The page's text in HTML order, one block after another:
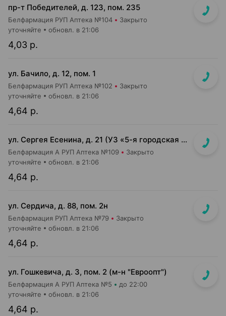
пр-т Победителей, д. 123, пом. 235
Белфармация РУП Аптека №104 Закрыто
4,03 р.
уточняйте обновл. в 21:06
ул. Бачило, д. 12, пом. 1
Белфармация РУП Аптека №102 Закрыто
4,64 р.
уточняйте обновл. в 21:06
ул. Сергея Есенина, д. 21 (УЗ «5-я городская п-ка»)
Белфармация А РУП Аптека №109 Закрыто
4,64 р.
уточняйте обновл. в 21:06
ул. Сердича, д. 88, пом. 2н
Белфармация РУП Аптека №79 Закрыто
4,64 р.
уточняйте обновл. в 21:06
ул. Гошкевича, д. 3, пом. 2 (м-н "Евроопт")
Белфармация А РУП Аптека №5 до 22:00
4,64 р.
уточняйте обновл. в 21:06